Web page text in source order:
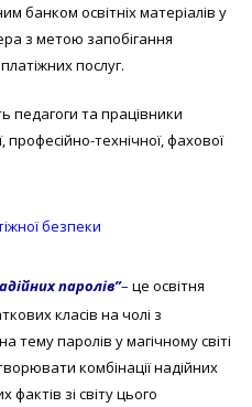
банком освітніх матеріалів у
з метою запобігання
послуг.
педагоги та працівники
професійно-технічної, фахової
безпеки
паролів”– це освітня
класів на чолі з
паролів у магічному світі
комбінації надійних
зі світу цього